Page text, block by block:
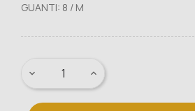
GUANTI: 8 / M